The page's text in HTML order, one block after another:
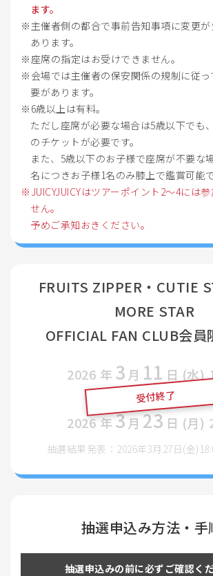
ます。
主催者側の都合で事前告知事項に変更
あります。
座席の指定はお受けできません。
会場では主催者の保安関係の規制に従
要があります。
6歳以上は有料。
ただし座席が必要な場合は5歳以下でも
のチケットが必要です。
また、5歳以下のお子様で座席が不要な
名につきお子様1名のみ膝上で鑑賞可能で
JUICYJUICYはツアーポイント2～4には
せん。
予めご承知おきください。
FRUITS ZIPPER・CUTIE
MORE STAR
OFFICIAL FAN CLUB会員
2026 年 3 月 11 日 (水)
〜
2026 年3月 23 日 (月)
受付終了
抽選結果発表：2026年3月27日(金
抽選申込み方法・手
抽選申込みの前に必ずご確認くだ